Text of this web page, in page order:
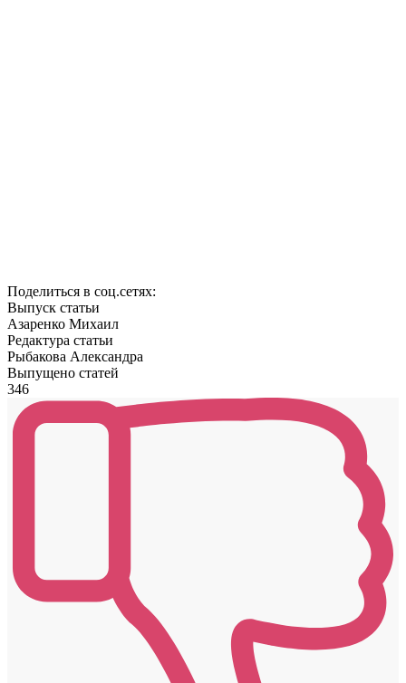
Поделиться в соц.сетях:
Выпуск статьи
Азаренко Михаил
Редактура статьи
Рыбакова Александра
Выпущено статей
346